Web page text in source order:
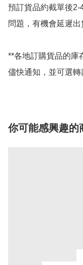
預訂貨品約截單後2-
問題，有機會延遲出
**各地訂購貨品的庫
儘快通知，並可選
你可能感興趣的